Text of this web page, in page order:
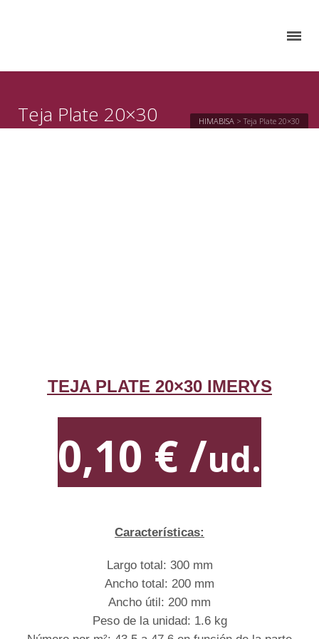
Teja Plate 20×30 HIMABISA >Teja Plate 20×30
TEJA PLATE 20×30 IMERYS
0,10 € /ud.
Características:
Largo total: 300 mm
Ancho total: 200 mm
Ancho útil: 200 mm
Peso de la unidad: 1.6 kg